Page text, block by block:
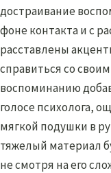
достраивание
фоне контакта и с
расставлены
справиться со
воспоминанию
голосе психолога,
мягкой подушки в
тяжелый материал
не смотря на его